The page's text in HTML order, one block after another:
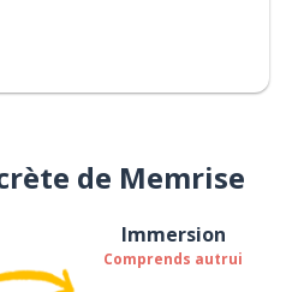
de Memrise
Immersion
Comprends autrui